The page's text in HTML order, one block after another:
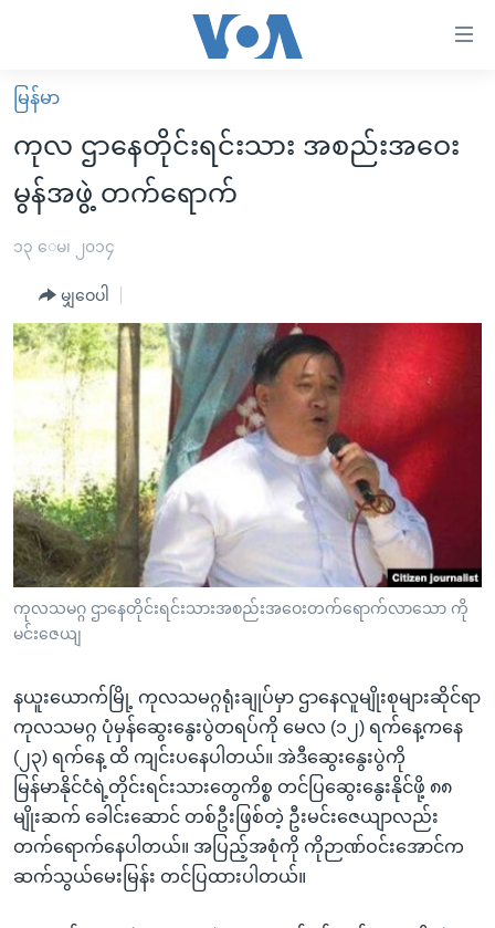
လွယ်ကူ
စေ
သည့်
Link
များ
အကြောင်းအရာ
သို့
ကျော်
ရန်
ပင်မ
အ
ညွန်း
စာမျက်နှာ
သို့
ကျော်
ရှာဖွေ
နေရာ
သို့
ကျော်
မူလစာမျက်နှာ
မြန်မာ
ကမ္ဘာ့သတင်းများ
အစ္စရေး-ပါလက်စတိုင်း
ရပ်ဝန်းတခု လမ်းတခု အလွန်
အင်္ဂလိပ်စာလေ့လာမယ်
အမေရိကန်သုံးအီဒီယံ
မကြေးမုံရဲ့ အင်္ဂလိပ်စာ
ရုပ်ရှင်ထဲက အင်္ဂလိပ်စာ
သုတပဒေသာ အင်္ဂလိပ်စာ
အပတ်စဉ်ကဏ္ဍများ
ရေဒီယို
တီဗွီ
ရေဒီယိုနှင့်ရုပ်သံ အချက်အလက်များ
ရေဒီယို/တီဗွီအစီအစဉ်
Learning English
ဗွီအိုအေ လူမှုကွန်ယက်များ
ဘာသာစကားများ
မြန်မာ
ကုလ ဌာနေတိုင်းရင်းသား အစည်းအဝေး
မွန်အဖွဲ့ တက်ရောက်
၁၃ ေမ၊ ၂၀၁၄
မျှဝေပါ
ကုလသမဂ္ဂ ဌာနေတိုင်းရင်းသားအစည်းအဝေးတက်ရောက်လာသော ကို
မင်းဇေယျ
နယူးယောက်မြို့ ကုလသမဂ္ဂရုံးချုပ်မှာ ဌာနေလူမျိုးစုများဆိုင်ရာ
ကုလသမဂ္ဂ ပုံမှန်ဆွေးနွေးပွဲတရပ်ကို မေလ (၁၂) ရက်နေ့ကနေ
(၂၃) ရက်နေ့ ထိ ကျင်းပနေပါတယ်။ အဲဒီဆွေးနွေးပွဲကို
မြန်မာနိုင်ငံရဲ့တိုင်းရင်းသားတွေကိစ္စ တင်ပြဆွေးနွေးနိုင်ဖို့ ၈၈
မျိုးဆက် ခေါင်းဆောင် တစ်ဦးဖြစ်တဲ့ ဦးမင်းဇေယျာလည်း
တက်ရောက်နေပါတယ်။ အပြည့်အစုံကို ကိုဉာဏ်ဝင်းအောင်က
ဆက်သွယ်မေးမြန်း တင်ပြထားပါတယ်။